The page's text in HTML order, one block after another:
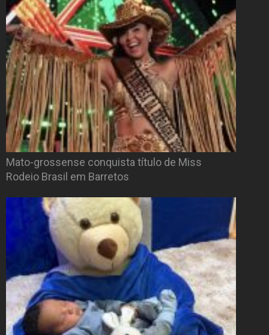
Mato-grossense conquista título de Miss
Rodeio Brasil em Barretos